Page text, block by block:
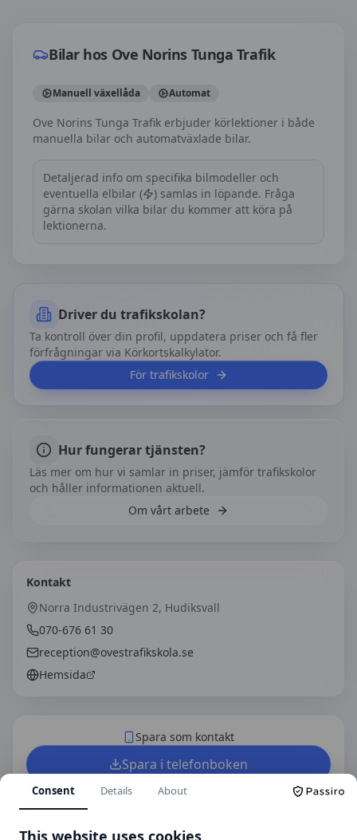
Bilar hos Ove Norins Tunga Trafik
Manuell växellåda Automat
Ove Norins Tunga Trafik erbjuder körlektioner i både
manuella bilar och automatväxlade bilar.
Detaljerad info om specifika bilmodeller och
eventuella elbilar (
) samlas in löpande. Fråga
gärna skolan vilka bilar du kommer att köra på
lektionerna.
Driver du trafikskolan?
Ta kontroll över din profil, uppdatera priser och få fler
förfrågningar via Körkortskalkylator.
För trafikskolor
Hur fungerar tjänsten?
Läs mer om hur vi samlar in priser, jämför trafikskolor
och håller informationen aktuell.
Om vårt arbete
Kontakt
Norra Industrivägen 2, Hudiksvall
070-676 61 30
reception@ovestrafikskola.se
Hemsida
Spara som kontakt
Spara i telefonboken
Laddar ner ett kontaktkort som du kan lägga
Consent Details About
This website uses cookies